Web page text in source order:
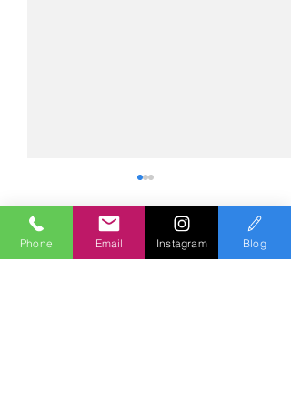
コメント
Phone Email Instagram Blog